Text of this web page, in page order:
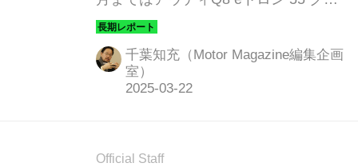
トロ Sライン を2モデルテストした。
前半2回のスポーツバック e-tronに続
き、後半2回は、SUVタイプのe-tronを
お届けする。
千葉知充（Motor Magazine編集企画
室）
Official Staff